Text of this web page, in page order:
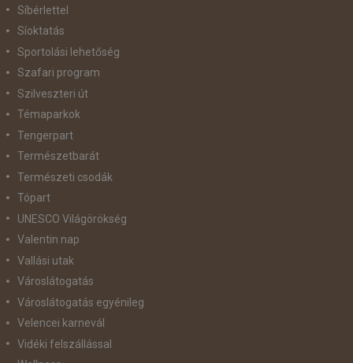
Síbérlettel
Síoktatás
Sportolási lehetőség
Szafari program
Szilveszteri út
Témaparkok
Tengerpart
Természetbarát
Természeti csodák
Tópart
UNESCO Világörökség
Valentin nap
Vallási utak
Városlátogatás
Városlátogatás egyénileg
Velencei karnevál
Vidéki felszállással